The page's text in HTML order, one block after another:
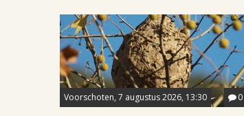
Voorschoten, 7 augustus 2026, 13:30 0